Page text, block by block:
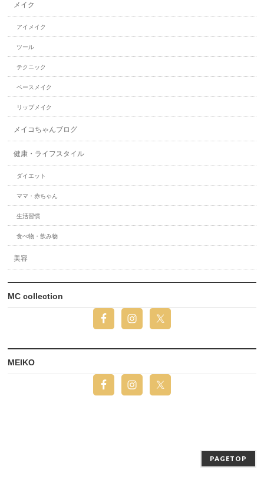
メイク
アイメイク
ツール
テクニック
ベースメイク
リップメイク
メイコちゃんブログ
健康・ライフスタイル
ダイエット
ママ・赤ちゃん
生活習慣
食べ物・飲み物
美容
MC collection
MEIKO
PAGETOP